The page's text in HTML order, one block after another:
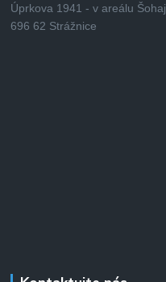
Úprkova 1941 - v areálu Šohaj
696 62 Strážnice